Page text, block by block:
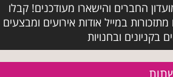
החברים והישארו מעודכנים! קבלו
מתזכורות במייל אודות אירועים ומבצעים
בקניונים ובחנויות